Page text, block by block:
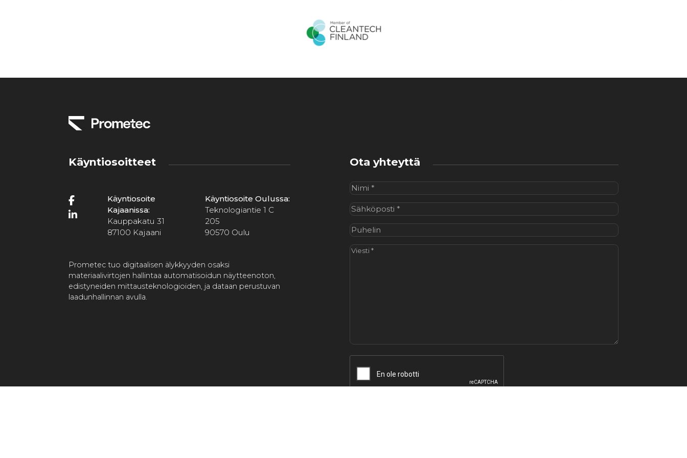
Käyntiosoitteet
Käyntiosoite
Kajaanissa:
Kauppakatu 31
87100 Kajaani
Käyntiosoite Oulussa:
Teknologiantie 1 C
205
90570 Oulu
Prometec tuo digitaalisen älykkyyden osaksi
materiaalivirtojen hallintaa automatisoidun näytteenoton,
edistyneiden mittausteknologioiden, ja dataan perustuvan
laadunhallinnan avulla.
Ota yhteyttä
Nimi(Pakollinen)
Sähköposti(Pakollinen)
Puhelin
Viesti(Pakollinen)